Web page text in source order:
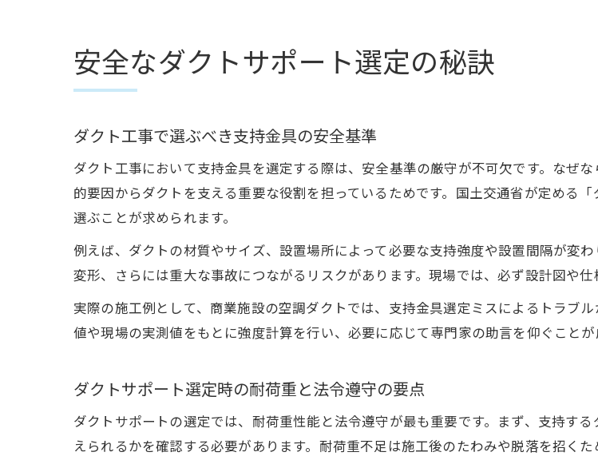
ダクト工事に不可欠な支持方法の基礎
ダクト工事に最適な支持方法の
ダクト支持材選びで工事品質を
ダクト支持間隔と国交省基準の
ダクト工事で支持金具を活用し
ダクト支持架台選定で失敗しな
スパイラルダクト支持金具の設
ダクト支持材の強度計算と長期
ダクト支持材の選び方と安全基準を徹
ダクト支持材の法令基準と現場
安全なダクトサポート選定の秘訣
ダクト工事で選ぶべき支持金具の安全基準
ダクト工事において支持金具を選定する際は、安全基準の厳守が不可欠です。なぜ
的要因からダクトを支える重要な役割を担っているためです。国土交通省が定める
選ぶことが求められます。
例えば、ダクトの材質やサイズ、設置場所によって必要な支持強度や設置間隔が変
変形、さらには重大な事故につながるリスクがあります。現場では、必ず設計図や
実際の施工例として、商業施設の空調ダクトでは、支持金具選定ミスによるトラブ
値や現場の実測値をもとに強度計算を行い、必要に応じて専門家の助言を仰ぐことが
ダクトサポート選定時の耐荷重と法令遵守の要点
ダクトサポートの選定では、耐荷重性能と法令遵守が最も重要です。まず、支持す
えられるかを確認する必要があります。耐荷重不足は施工後のたわみや脱落を招くた